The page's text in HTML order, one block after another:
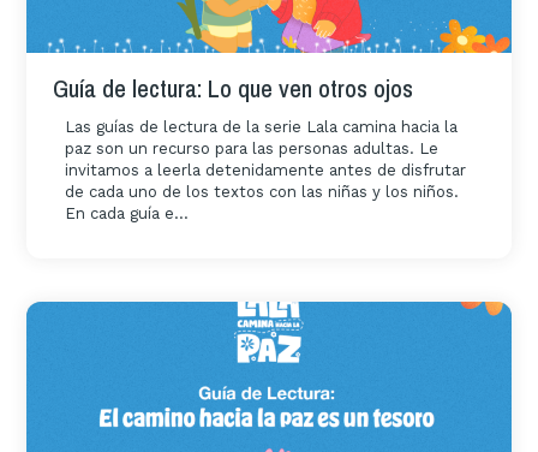
Guía de lectura: Lo que ven otros ojos
Las guías de lectura de la serie Lala camina hacia la
paz son un recurso para las personas adultas. Le
invitamos a leerla detenidamente antes de disfrutar
de cada uno de los textos con las niñas y los niños.
En cada guía e...